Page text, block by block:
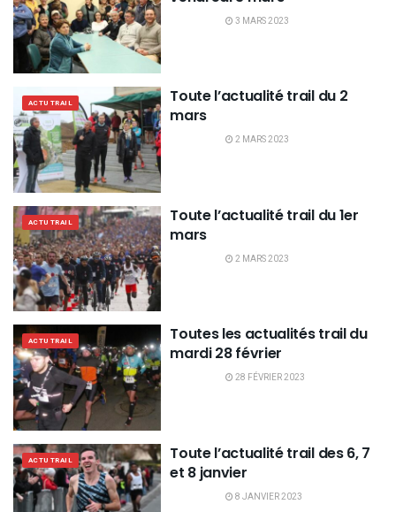
3 MARS 2023
ACTU TRAIL
Toute l’actualité trail du 2
mars
2 MARS 2023
ACTU TRAIL
Toute l’actualité trail du 1er
mars
2 MARS 2023
ACTU TRAIL
Toutes les actualités trail du
mardi 28 février
28 FÉVRIER 2023
ACTU TRAIL
Toute l’actualité trail des 6, 7
et 8 janvier
8 JANVIER 2023